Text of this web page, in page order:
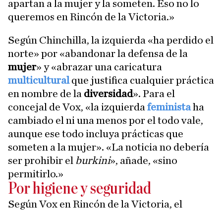
apartan a la mujer y la someten. Eso no lo
queremos en Rincón de la Victoria.»
Según Chinchilla, la izquierda «ha perdido el
norte» por «abandonar la defensa de la
mujer» y «abrazar una caricatura
multiculturalque justifica cualquier práctica
en nombre de la diversidad». Para el
concejal de Vox, «la izquierda feministaha
cambiado el ni una menos por el todo vale,
aunque ese todo incluya prácticas que
someten a la mujer». «La noticia no debería
ser prohibir el burkini», añade, «sino
permitirlo.»
Por higiene y seguridad
Según Vox en Rincón de la Victoria, el